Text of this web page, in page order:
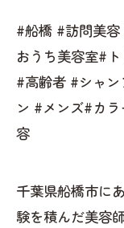
#船橋 #訪問美
おうち美容室#
#高齢者 #シャ
ン #メンズ#カ
容
千葉県船橋市に
験を積んだ美容